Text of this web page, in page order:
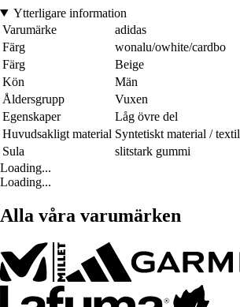
Ytterligare information
Varumärke
adidas
Färg
wonalu/owhite/cardbo
Färg
Beige
Kön
Män
Åldersgrupp
Vuxen
Egenskaper
Låg övre del
Huvudsakligt material Syntetiskt material / textil
Sula
slitstark gummi
Loading...
Loading...
Alla våra varumärken